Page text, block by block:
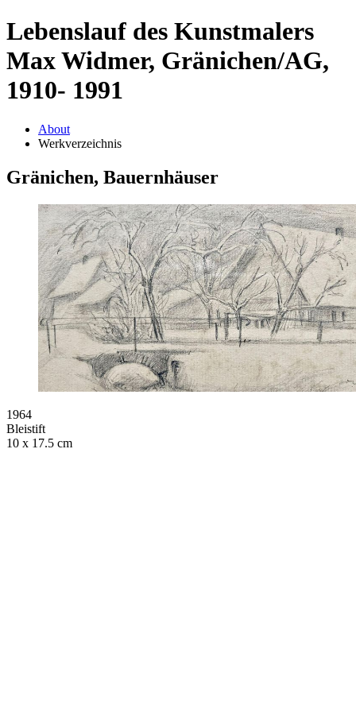
Lebenslauf des Kunstmalers
Max Widmer, Gränichen/AG,
1910- 1991
About
Werkverzeichnis
Gränichen, Bauernhäuser
1964
Bleistift
10 x 17.5 cm